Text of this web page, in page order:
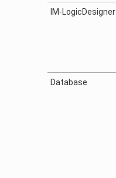
IM-LogicDesigner
Database